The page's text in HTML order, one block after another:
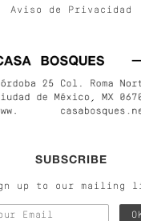
Aviso de Privacidad
SUBSCRIBE
up to our mailing